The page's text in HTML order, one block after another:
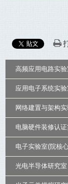
高频应用电路实验
应用电子系统实
网络建置与架构
电脑硬件装修认
电子实验室(院核
光电半导体研究室